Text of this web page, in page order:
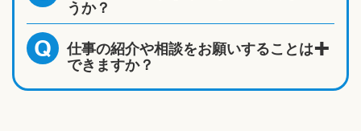
うか？
Q 仕事の紹介や相談をお願いすることは
できますか？